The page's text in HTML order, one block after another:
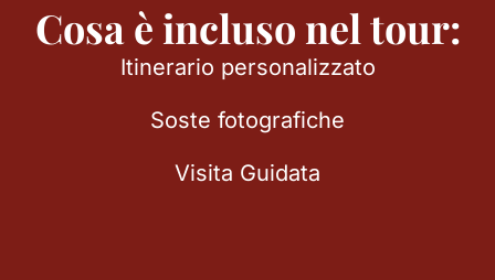
Cosa è incluso nel tour:
Itinerario personalizzato
Soste fotografiche
Visita Guidata